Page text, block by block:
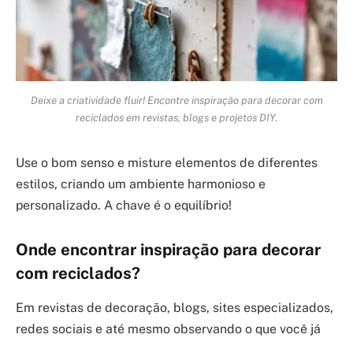
Deixe a criatividade fluir! Encontre inspiração para decorar com
reciclados em revistas, blogs e projetos DIY.
Use o bom senso e misture elementos de diferentes
estilos, criando um ambiente harmonioso e
personalizado. A chave é o equilíbrio!
Onde encontrar inspiração para decorar
com reciclados?
Em revistas de decoração, blogs, sites especializados,
redes sociais e até mesmo observando o que você já